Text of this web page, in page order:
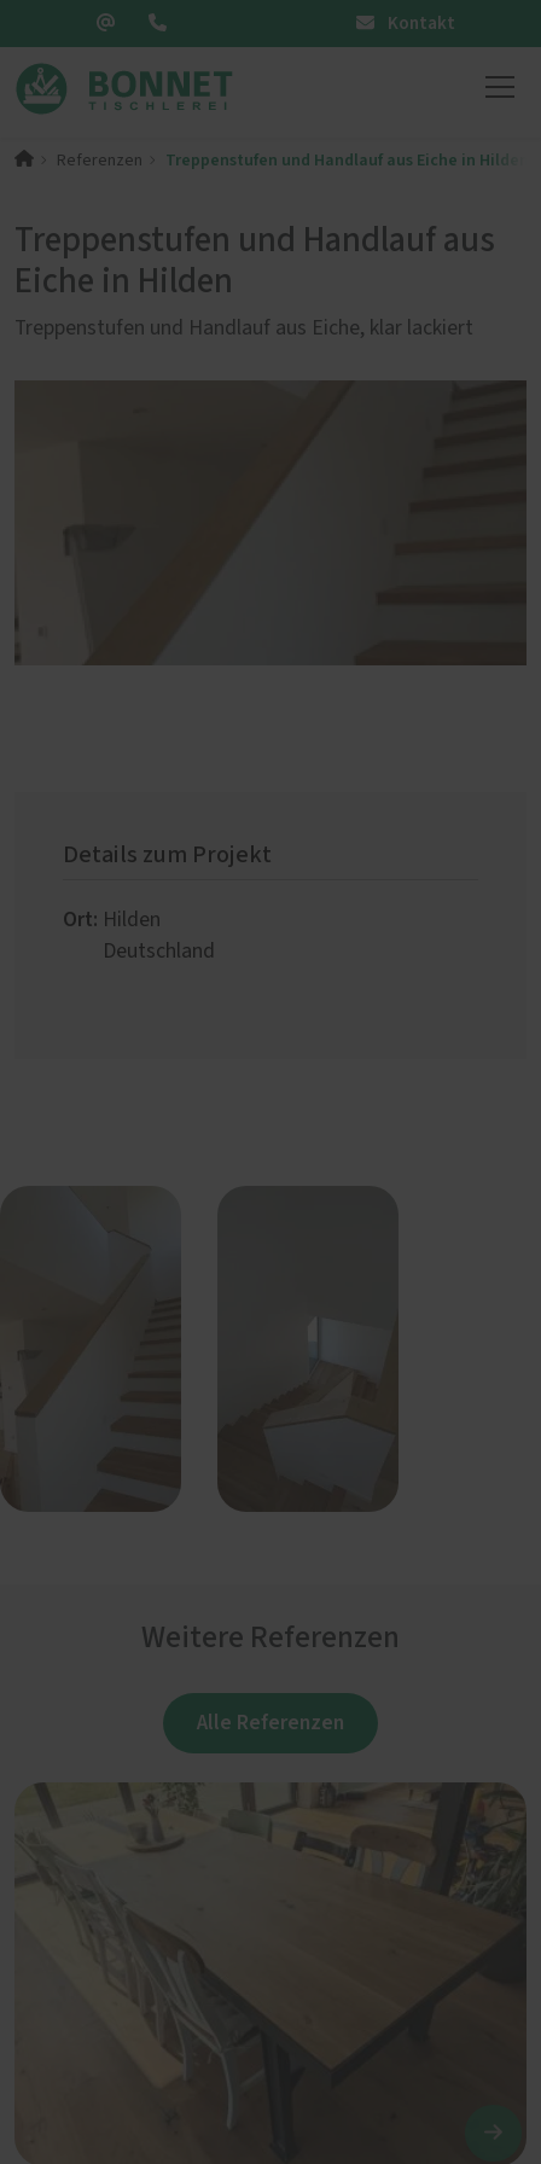
Kontakt
Referenzen Treppenstufen und Handlauf aus Eiche in Hilden
Treppenstufen und Handlauf aus
Eiche in Hilden
Treppenstufen und Handlauf aus Eiche, klar lackiert
Details zum Projekt
Ort: Hilden
Deutschland
Weitere Referenzen
Alle Referenzen